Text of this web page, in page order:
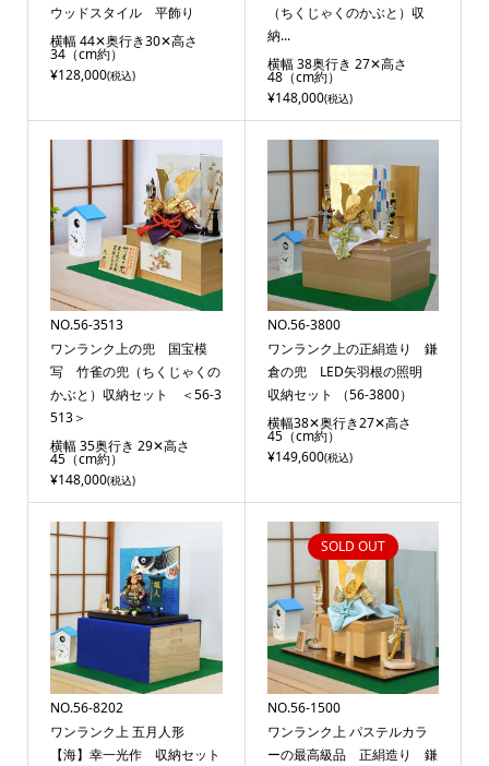
ウッドスタイル 平飾り
横幅 44✕奥行き30✕高さ
34（cm約）
¥128,000(税込)
（ちくじゃくのかぶと）収
納...
横幅 38奥行き 27✕高さ
48（cm約）
¥148,000(税込)
NO.56-3513
ワンランク上の兜 国宝模
写 竹雀の兜（ちくじゃくの
かぶと）収納セット ＜56-3
513＞
横幅 35奥行き 29✕高さ
45（cm約）
¥148,000(税込)
NO.56-3800
ワンランク上の正絹造り 鎌
倉の兜 LED矢羽根の照明
収納セット （56-3800）
横幅38✕奥行き27✕高さ
45（cm約）
¥149,600(税込)
NO.56-8202
ワンランク上 五月人形
【海】幸一光作 収納セット
SOLD OUT
NO.56-1500
ワンランク上 パステルカラ
ーの最高級品 正絹造り 鎌